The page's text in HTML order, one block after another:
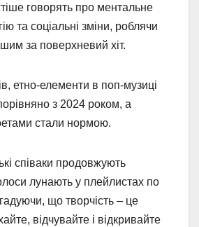
говорять про ментальне
та соціальні зміни, роблячи
за поверхневий хіт.
етно-елементи в поп-музиці
з 2024 роком, а
стали нормою.
співаки продовжують
лунають у плейлистах по
що творчість – це
відчувайте і відкривайте